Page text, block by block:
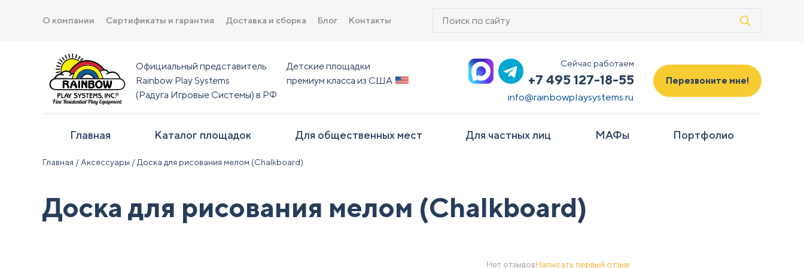
О компании Сертификаты и гарантия Доставка и сборка Блог Контакты
товаров
Официальный представитель
Rainbow Play Systems
(Радуга Игровые Системы) в РФ
Детские площадки
премиум класса из США
Сейчас работаем
+7 495 127-18-55
info@rainbowplaysystems.ru
Перезвоните мне!
Главная Каталог площадок Для общественных мест Для частных лиц МАФы Портфолио
Главная / Аксессуары / Доска для рисования мелом (Chalkboard)
Доска для рисования мелом (Chalkboard)
Нет отзывовНаписать первый отзыв